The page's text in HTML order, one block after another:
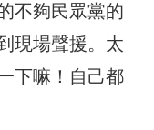
不夠民眾黨的
現場聲援。太
下嘛！自己都